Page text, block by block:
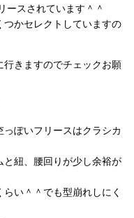
ースされています＾＾
かセレクトしていますの
きますのでチェックお願
ぽいフリースはクラシカ
紐、腰回りが少し余裕が
い＾＾でも型崩れしにく